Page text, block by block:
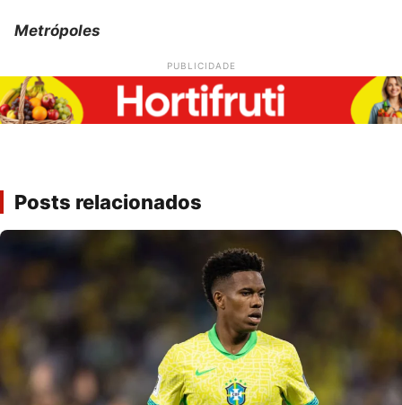
Metrópoles
PUBLICIDADE
Posts relacionados